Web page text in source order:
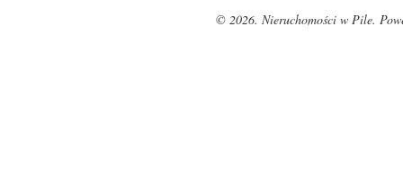
© 2026. Nieruchomości w Pile.